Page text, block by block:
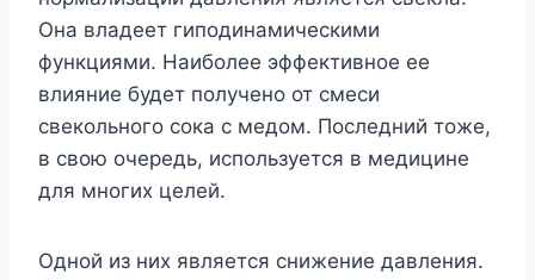
Она владеет гиподинамическими
функциями. Наиболее эффективное ее
влияние будет получено от смеси
свекольного сока с медом. Последний тоже,
в свою очередь, используется в медицине
для многих целей.
Одной из них является снижение давления.